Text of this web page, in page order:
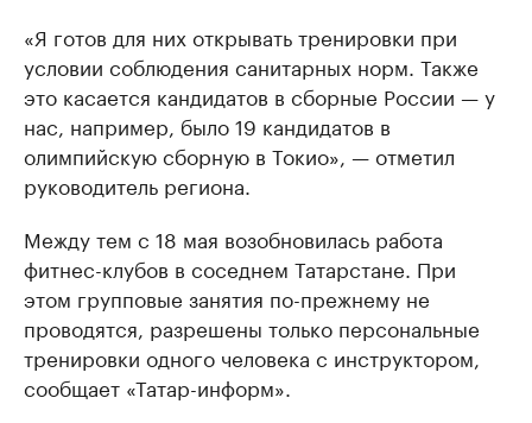
«Я готов для них открывать тренировки при
условии соблюдения санитарных норм. Также
это касается кандидатов в сборные России — у
нас, например, было 19 кандидатов в
олимпийскую сборную в Токио», — отметил
руководитель региона.
Между тем с 18 мая возобновилась работа
фитнес-клубов в соседнем Татарстане. При
этом групповые занятия по-прежнему не
проводятся, разрешены только персональные
тренировки одного человека с инструктором,
сообщает «Татар-информ».